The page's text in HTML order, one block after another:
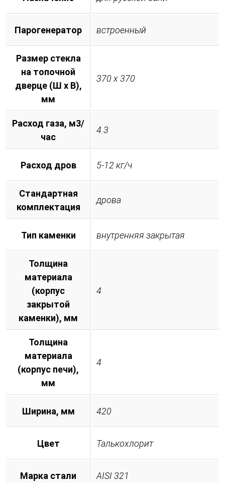
Парогенератор встроенный
Размер стекла
на топочной
дверце (Ш х В),
мм
370 х 370
Расход газа, м3/
час
4.3
Расход дров 5-12 кг/ч
Стандартная
комплектация
дрова
Тип каменки внутренняя закрытая
Толщина
материала
(корпус
закрытой
каменки), мм
4
Толщина
материала
(корпус печи),
мм
4
Ширина, мм 420
Цвет Талькохлорит
Марка стали AISI 321